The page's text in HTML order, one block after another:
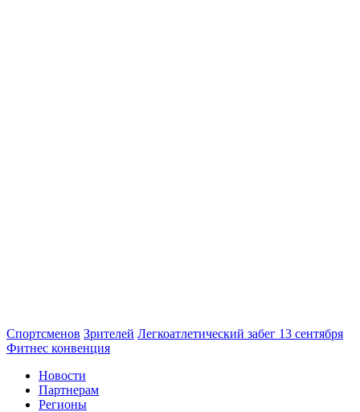
Спортсменов Зрителей Легкоатлетический забег 13 сентября
Фитнес конвенция
Новости
Партнерам
Регионы